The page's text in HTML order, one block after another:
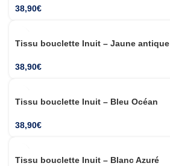
38,90€
Tissu bouclette Inuit – Jaune antique
38,90€
Tissu bouclette Inuit – Bleu Océan
38,90€
Tissu bouclette Inuit – Blanc Azuré